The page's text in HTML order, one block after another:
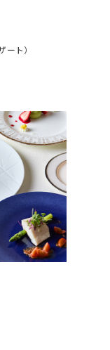
ト）